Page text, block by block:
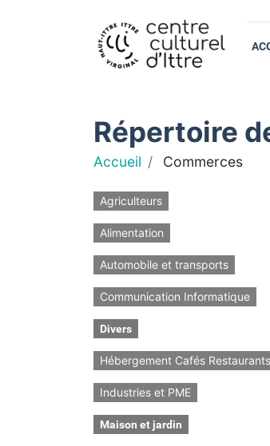
Répertoire
Accueil Commerces
Agriculteurs
Alimentation
Automobile et transports
Communication Informatique
Divers
Hébergement Cafés Restaurants
Industries et PME
Maison et jardin